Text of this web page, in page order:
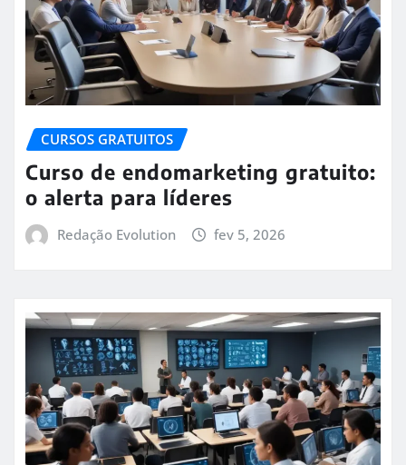
CURSOS GRATUITOS
Curso de endomarketing gratuito:
o alerta para líderes
Redação Evolution fev 5, 2026